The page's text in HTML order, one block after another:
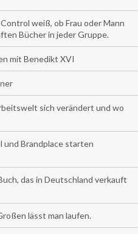
weiß, ob Frau oder Mann
Bücher in jeder Gruppe.
mit Benedikt XVI
sich verändert und wo
und Brandplace starten
das in Deutschland verkauft
lässt man laufen.